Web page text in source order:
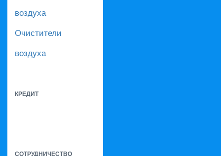
воздуха
Очистители
воздуха
КРЕДИТ
СОТРУДНИЧЕСТВО